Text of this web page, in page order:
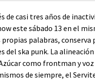
de casi tres años de
este sábado 13 en el
propias palabras,
del ska punk. La
como frontman y
de siempre, el